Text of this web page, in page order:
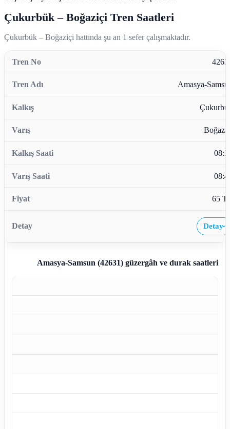
Çukurbük – Boğaziçi Tren Saatleri
Çukurbük – Boğaziçi hattında şu an 1 sefer çalışmaktadır.
Amasya-
65
Detay›
Amasya-Samsun (42631)güzergâh ve durak saatleri